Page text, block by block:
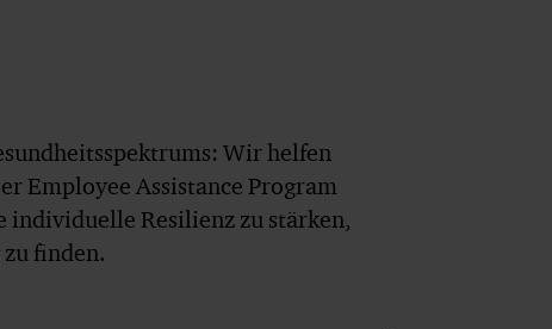
Wir helfen
Employee Assistance Program
individuelle Resilienz zu stärken,
finden.